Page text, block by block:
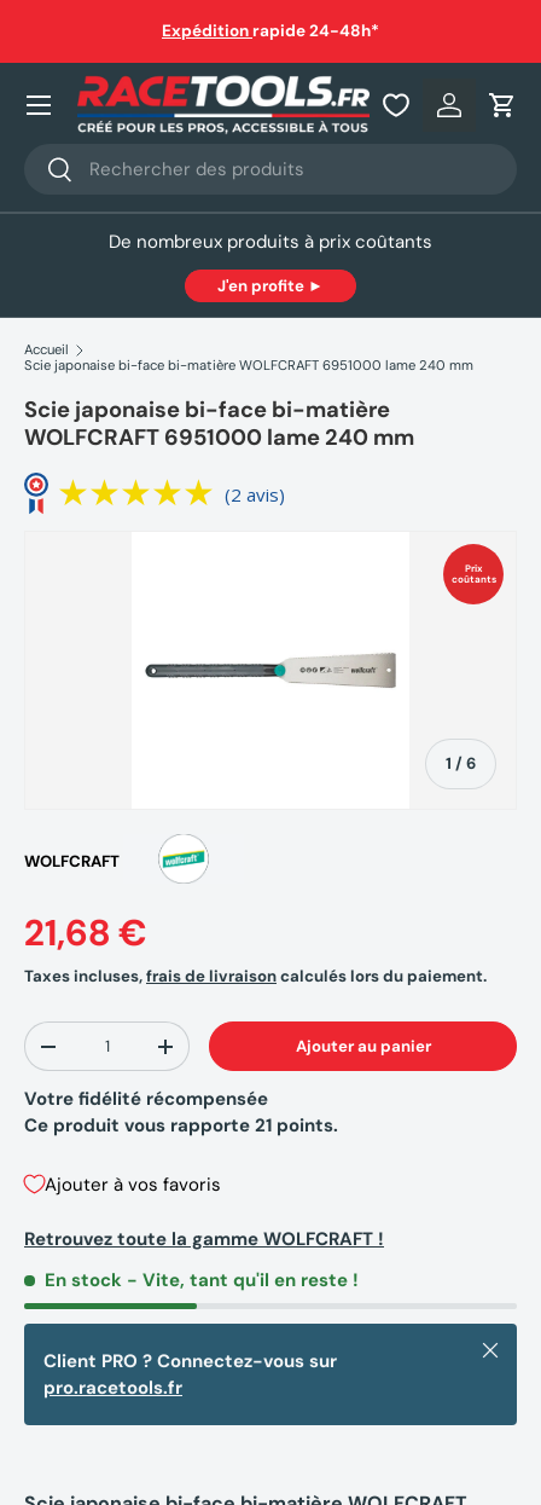
Aller au contenu
Expédition rapide 24-48h*
Recherche
Rechercher
Se
Nos produits
De nombreux produits à prix coûtants
J'en profite ►
Accueil
Scie japonaise bi-face bi-matière WOLFCRAFT 6951000 lame 240 mm
Scie japonaise bi-face bi-matière
WOLFCRAFT 6951000 lame 240 mm
(2 avis)
Prix
coûtants
1 /de
6
WOLFCRAFT
21,68 €
Taxes incluses,frais de livraisoncalculés lors du paiement.
Qté
-
+ Ajouter au panier
Votre fidélité récompensée
Ce produit vous rapporte 21 points.
Ajouter à vos favoris
Retrouvez toute la gamme WOLFCRAFT !
En stock - Vite, tant qu'il en reste !
Client PRO ? Connectez-vous sur
pro.racetools.fr
Fermer